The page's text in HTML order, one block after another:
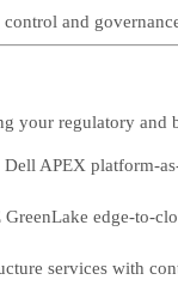
and
your regulatory and
APEX platform-
edge-to-
services with